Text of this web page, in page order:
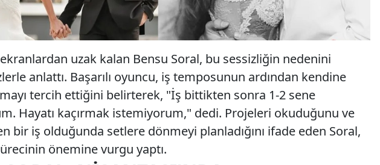
uzak kalan Bensu Soral, bu sessizliğin nedenini
anlattı. Başarılı oyuncu, iş temposunun ardından kendine
tercih ettiğini belirterek, "İş bittikten sonra 1-2 sene
Hayatı kaçırmak istemiyorum," dedi. Projeleri okuduğunu ve
bir iş olduğunda setlere dönmeyi planladığını ifade eden Soral,
önemine vurgu yaptı.